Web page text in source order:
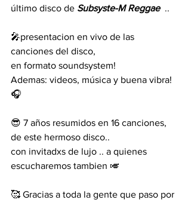
último disco de Subsyste-M Reggae
  ..
🎤presentacion en vivo de las
canciones del disco,
en formato soundsystem!
Ademas: videos, música y buena vibra!
🎧
😎 7 años resumidos en 16 canciones,
de este hermoso disco..
con invitadxs de lujo .. a quienes
escucharemos tambien 🎺
🥰 Gracias a toda la gente que paso por